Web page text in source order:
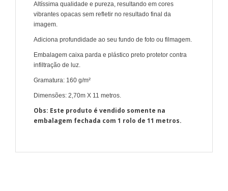
Altíssima qualidade e pureza, resultando em cores
vibrantes opacas sem refletir no resultado final da
imagem.
Adiciona profundidade ao seu fundo de foto ou filmagem.
Embalagem caixa parda e plástico preto protetor contra
infiltração de luz.
Gramatura: 160 g/m²
Dimensões: 2,70m X 11 metros.
Obs: Este produto é vendido somente na
embalagem fechada com 1 rolo de 11 metros.